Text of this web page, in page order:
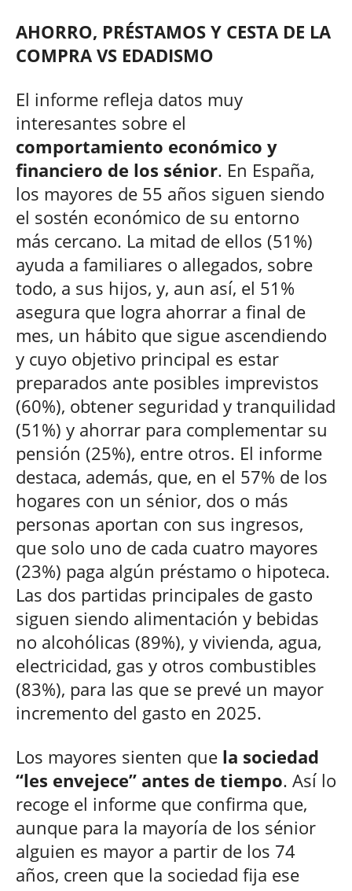
AHORRO, PRÉSTAMOS Y CESTA DE LA
COMPRA VS EDADISMO
El informe refleja datos muy
interesantes sobre el
comportamiento económico y
financiero de los sénior. En España,
los mayores de 55 años siguen siendo
el sostén económico de su entorno
más cercano. La mitad de ellos (51%)
ayuda a familiares o allegados, sobre
todo, a sus hijos, y, aun así, el 51%
asegura que logra ahorrar a final de
mes, un hábito que sigue ascendiendo
y cuyo objetivo principal es estar
preparados ante posibles imprevistos
(60%), obtener seguridad y tranquilidad
(51%) y ahorrar para complementar su
pensión (25%), entre otros. El informe
destaca, además, que, en el 57% de los
hogares con un sénior, dos o más
personas aportan con sus ingresos,
que solo uno de cada cuatro mayores
(23%) paga algún préstamo o hipoteca.
Las dos partidas principales de gasto
siguen siendo alimentación y bebidas
no alcohólicas (89%), y vivienda, agua,
electricidad, gas y otros combustibles
(83%), para las que se prevé un mayor
incremento del gasto en 2025.
Los mayores sienten que la sociedad
“les envejece” antes de tiempo. Así lo
recoge el informe que confirma que,
aunque para la mayoría de los sénior
alguien es mayor a partir de los 74
años, creen que la sociedad fija ese